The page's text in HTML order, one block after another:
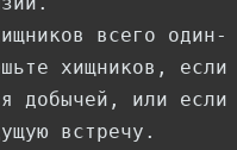
всего один-
хищников, если
добычей, или если
встречу.